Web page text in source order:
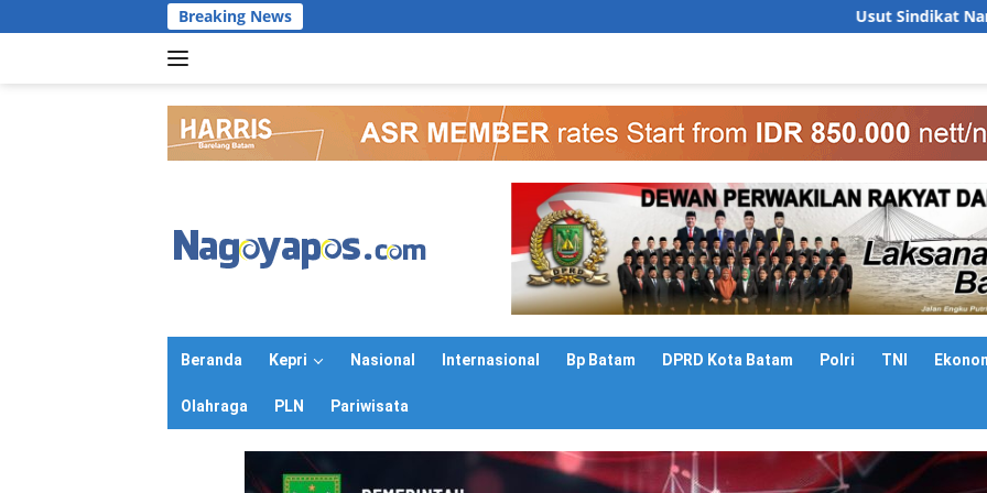
ke
Breaking News Usut Sindikat Narkoba Batam,
Beranda Kepri Nasional Internasional Bp Batam DPRD Kota Batam Polri TNI
Olahraga PLN Pariwisata